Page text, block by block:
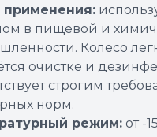
в пищевой и
Колесо
очистке и
строгим
норм.
режим: от -